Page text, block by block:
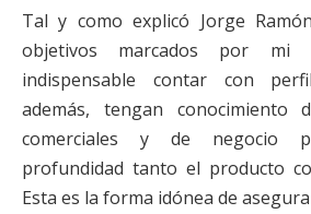
Tal y como explicó Jorge
objetivos marcados por mi
indispensable contar con
además, tengan conocimiento
comerciales y de negocio
profundidad tanto el producto
Esta es la forma idónea de